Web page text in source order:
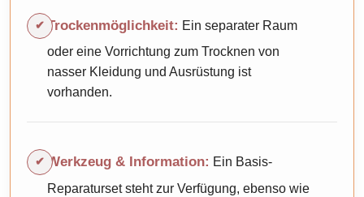
Trockenmöglichkeit: Ein separater Raum
oder eine Vorrichtung zum Trocknen von
nasser Kleidung und Ausrüstung ist
vorhanden.
Werkzeug & Information: Ein Basis-
Reparaturset steht zur Verfügung, ebenso wie